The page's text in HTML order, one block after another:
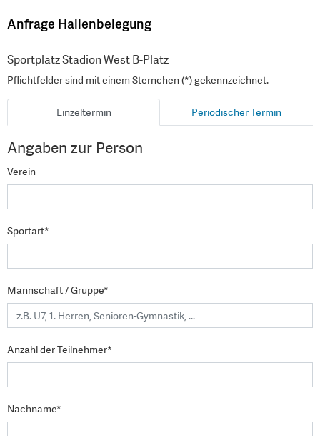
Anfrage Hallenbelegung
Sportplatz Stadion West B-Platz
Pflichtfelder sind mit einem Sternchen (*) gekennzeichnet.
Einzeltermin Periodischer Termin
Angaben zur Person
Verein
Sportart*
Mannschaft / Gruppe*
Anzahl der Teilnehmer*
Nachname*